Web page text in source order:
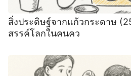
สิ่งประดิษฐ์จากแก้วกระดาษ
สรรค์โลกในคนคว